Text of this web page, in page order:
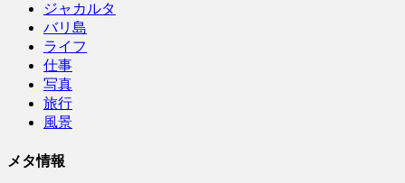
ジャカルタ
バリ島
ライフ
仕事
写真
旅行
風景
メタ情報